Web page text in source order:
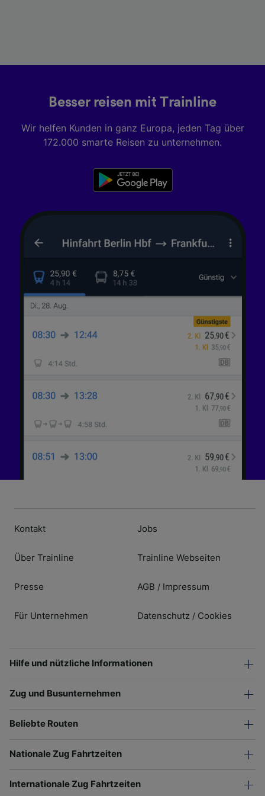
Besser reisen mit Trainline
Wir helfen Kunden in ganz Europa, jeden Tag über
172.000 smarte Reisen zu unternehmen.
Kontakt
Über Trainline
Presse
Für Unternehmen
Jobs
Trainline Webseiten
AGB / Impressum
Datenschutz / Cookies
Hilfe und nützliche Informationen
Zug und Busunternehmen
Beliebte Routen
Nationale Zug Fahrtzeiten
Internationale Zug Fahrtzeiten